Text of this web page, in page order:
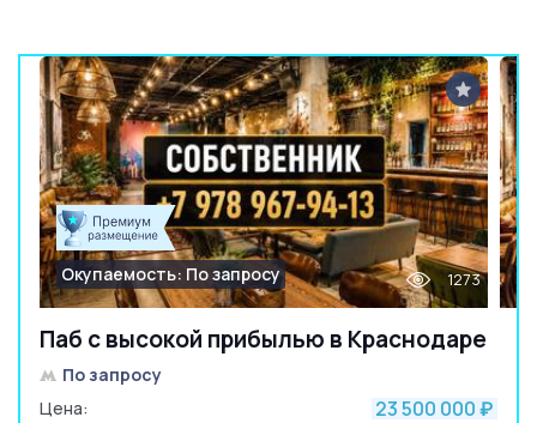
Паб с высокой прибылью в Краснодаре
Окупаемость: По запросу 1273
По запросу
Цена:
23 500 000 ₽